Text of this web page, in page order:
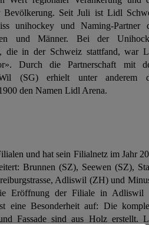
Bevölkerung. Seit Juli ist Lidl
unihockey und Naming-Partner
und Männer. Bei der
die in der Schweiz stattfand, war
Durch die Partnerschaft mit
(SG) erhielt unter anderem
den Namen Lidl Arena.
und hat sein Filialnetz im Jahr
Brunnen (SZ), Seewen (SZ),
Adliswil (ZH) und
Eröffnung der Filiale in Adliswil
eine Besonderheit auf: Die
Fassade sind aus Holz erstellt.